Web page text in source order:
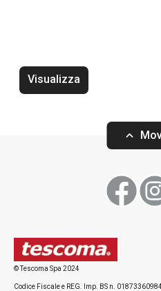
myDRINK
Tutti i prodotti della
Visualizza
© Tescoma Spa 2024
Codice Fiscale e REG. Imp. BS n. 01873360984